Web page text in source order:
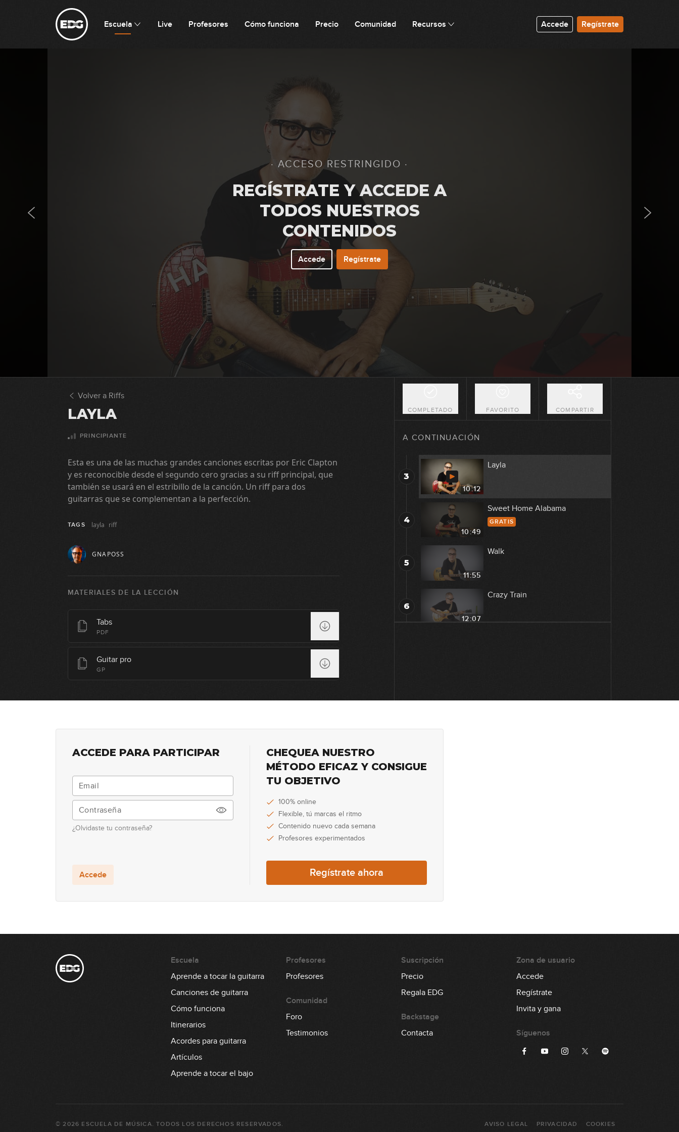
Escuela Live Profesores Cómo funciona Precio Comunidad Recursos Accede Regístrate
· ACCESO RESTRINGIDO ·
REGÍSTRATE Y ACCEDE A
TODOS NUESTROS
CONTENIDOS
Accede Regístrate
Volver a Riffs
LAYLA
PRINCIPIANTE
Esta es una de las muchas grandes canciones escritas por Eric Clapton
y es reconocible desde el segundo cero gracias a su riff principal, que
también se usará en el estribillo de la canción. Un riff para dos
guitarras que se complementan a la perfección.
TAGS layla riff
GNAPOSS
MATERIALES DE LA LECCIÓN
Tabs
PDF
Guitar pro
GP
COMPLETADO FAVORITO COMPARTIR
A CONTINUACIÓN
Paranoid
2
Day Tripper
3
10:12
Layla
4
10:49
Sweet Home Alabama
GRATIS
5
11:55
Walk
6
12:07
Crazy Train
15
Born To Be Wild
ACCEDE PARA PARTICIPAR
¿Olvidaste tu contraseña?
Accede
CHEQUEA NUESTRO
MÉTODO EFICAZ Y CONSIGUE
TU OBJETIVO
100% online
Flexible, tú marcas el ritmo
Contenido nuevo cada semana
Profesores experimentados
Regístrate ahora
Escuela
Aprende a tocar la guitarra
Canciones de guitarra
Cómo funciona
Itinerarios
Acordes para guitarra
Artículos
Aprende a tocar el bajo
Profesores
Profesores
Comunidad
Foro
Testimonios
Suscripción
Precio
Regala EDG
Backstage
Contacta
Zona de usuario
Accede
Regístrate
Invita y gana
Síguenos
©2026 ESCUELA DE MÚSICA. TODOS LOS DERECHOS RESERVADOS. AVISO LEGAL PRIVACIDAD COOKIES